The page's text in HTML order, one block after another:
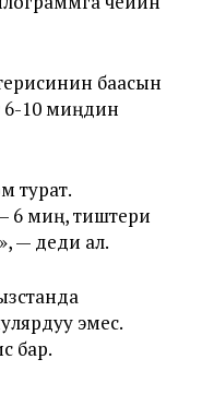
баасын
6-10 миңдин
турат.
6 миң, тиштери
— деди ал.
эмес.
бар.